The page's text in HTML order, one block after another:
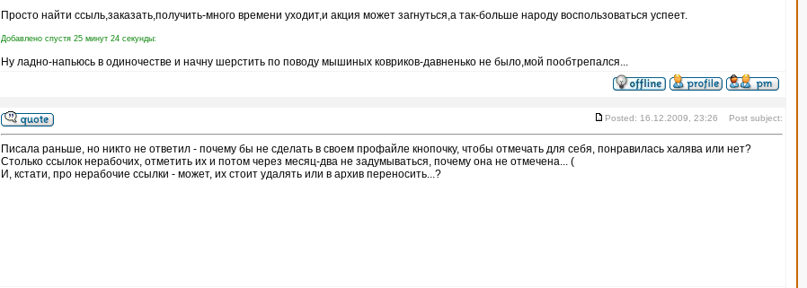
Просто найти ссыль,заказать,получить-много времени уходит,и акция может загнуться,а так-больше народу воспользоваться успеет.
Добавлено спустя 25 минут 24 секунды:
Ну ладно-напьюсь в одиночестве и начну шерстить по поводу мышиных ковриков-давненько не было,мой пообтрепался...
Posted: 16.12.2009, 23:26 Post subject:
Писала раньше, но никто не ответил - почему бы не сделать в своем профайле кнопочку, чтобы отмечать для себя, понравилась халява или нет?
Столько ссылок нерабочих, отметить их и потом через месяц-два не задумываться, почему она не отмечена... (
И, кстати, про нерабочие ссылки - может, их стоит удалять или в архив переносить...?